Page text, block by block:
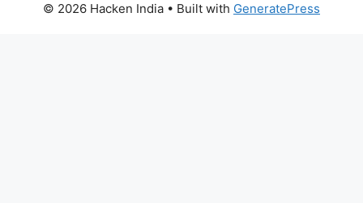
© 2026 Hacken India • Built with GeneratePress